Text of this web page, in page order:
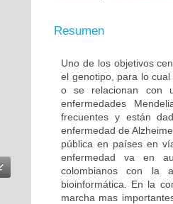
Resumen
Uno de los objetivos
el genotipo, para lo
o se relacionan con
enfermedades
frecuentes y están
enfermedad de
pública en países en
enfermedad va en
colombianos con la
bioinformática. En la
marcha mas